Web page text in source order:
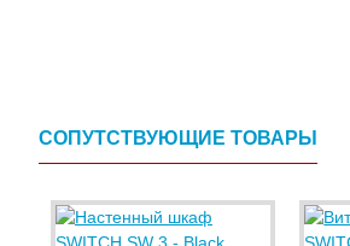
СОПУТСТВУЮЩИЕ ТОВАРЫ